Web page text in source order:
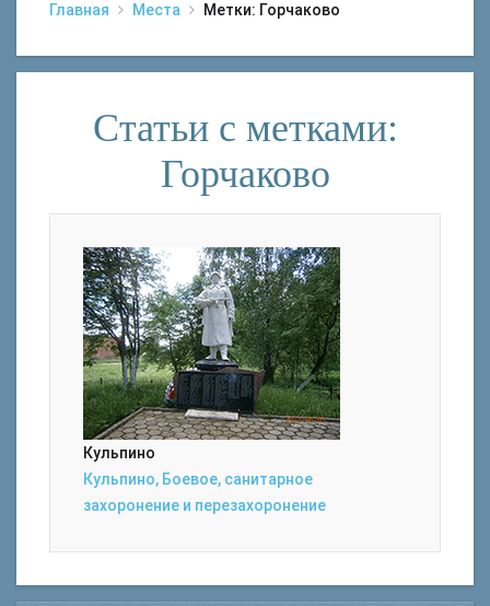
Главная Места Метки: Горчаково
Статьи с метками:
Горчаково
Кульпино
Кульпино, Боевое, санитарное
захоронение и перезахоронение